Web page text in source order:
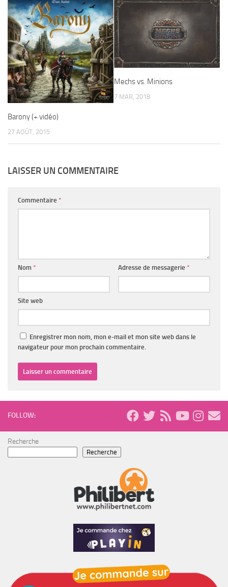
Barony (+ vidéo)
27 AOÛT, 2015
Mechs vs. Minions
7 MAR, 2018
LAISSER UN COMMENTAIRE
Commentaire *
Nom * Adresse de messagerie *
Site web
Enregistrer mon nom, mon e-mail et mon site web dans le
navigateur pour mon prochain commentaire.
FOLLOW:
Recherche
Recherche